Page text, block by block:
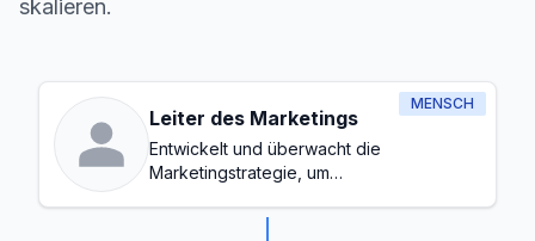
skalieren.
MENSCH
Leiter des Marketings
Entwickelt und überwacht die
Marketingstrategie, um
Leads zu generieren